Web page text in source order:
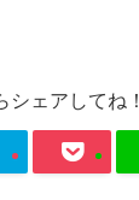
シェアしてね！